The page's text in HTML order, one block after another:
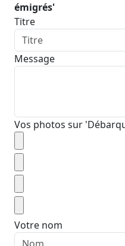
émigrés'
Titre
Message
Vos photos sur
Votre nom